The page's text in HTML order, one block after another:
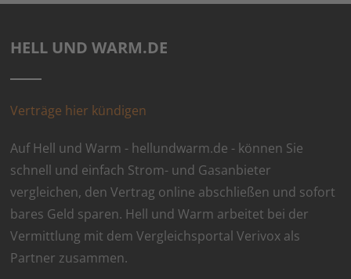
HELL UND WARM.DE
Verträge hier kündigen
Auf Hell und Warm - hellundwarm.de - können Sie
schnell und einfach Strom- und Gasanbieter
vergleichen, den Vertrag online abschließen und sofort
bares Geld sparen. Hell und Warm arbeitet bei der
Vermittlung mit dem Vergleichsportal Verivox als
Partner zusammen.